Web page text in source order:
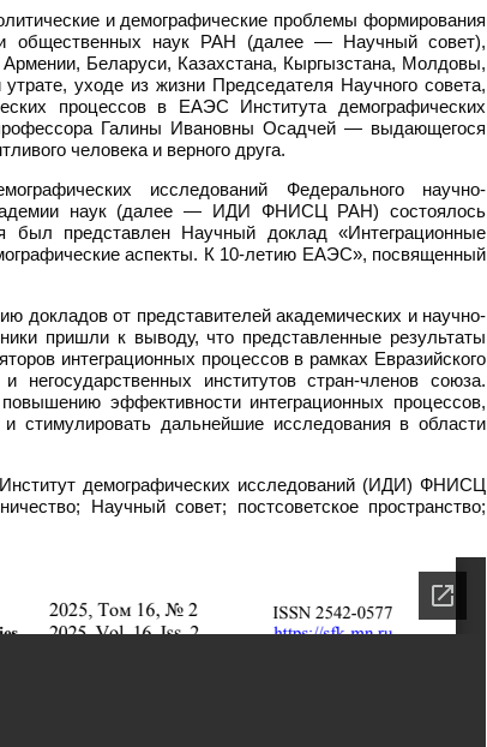
и демографические проблемы формирования
общественных наук РАН (далее — Научный совет),
Беларуси, Казахстана, Кыргызстана, Молдовы,
уходе из жизни Председателя Научного совета,
процессов в ЕАЭС Института демографических
Галины Ивановны Осадчей — выдающегося
человека и верного друга.
исследований Федерального научно-
академии наук (далее — ИДИ ФНИСЦ РАН) состоялось
был представлен Научный доклад «Интеграционные
аспекты. К 10-летию ЕАЭС», посвященный
докладов от представителей академических и научно-
пришли к выводу, что представленные результаты
интеграционных процессов в рамках Евразийского
институтов стран-членов союза.
эффективности интеграционных процессов,
стимулировать дальнейшие исследования в области
демографических исследований (ИДИ) ФНИСЦ
Научный совет; постсоветское пространство;